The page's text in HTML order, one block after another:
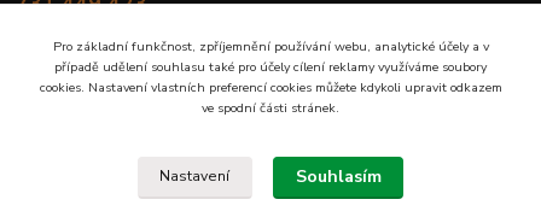
prodejna@dinoservis.cz
Pro základní funkčnost, zpříjemnění používání webu, analytické účely a v
případě udělení souhlasu také pro účely cílení reklamy využíváme soubory
cookies. Nastavení vlastních preferencí cookies můžete kdykoli upravit odkazem
ve spodní části stránek.
Nastavení Souhlasím